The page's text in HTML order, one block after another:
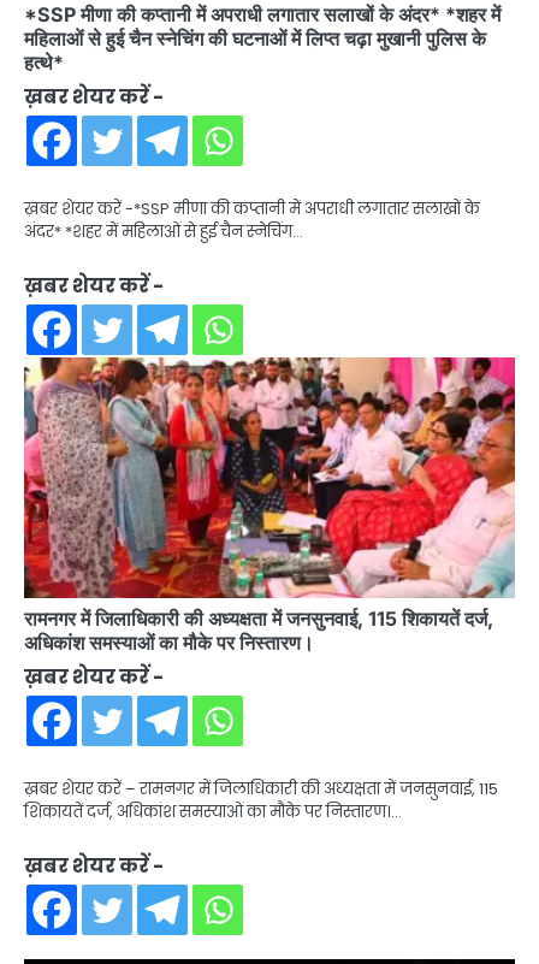
*SSP मीणा की कप्तानी में अपराधी लगातार सलाखों के अंदर* *शहर में
महिलाओं से हुई चैन स्नेचिंग की घटनाओं में लिप्त चढ़ा मुखानी पुलिस के
हत्थे*
ख़बर शेयर करें -
ख़बर शेयर करें -*SSP मीणा की कप्तानी में अपराधी लगातार सलाखों के
अंदर* *शहर में महिलाओं से हुई चैन स्नेचिंग…
ख़बर शेयर करें -
रामनगर में जिलाधिकारी की अध्यक्षता में जनसुनवाई, 115 शिकायतें दर्ज,
अधिकांश समस्याओं का मौके पर निस्तारण।
ख़बर शेयर करें -
ख़बर शेयर करें – रामनगर में जिलाधिकारी की अध्यक्षता में जनसुनवाई, 115
शिकायतें दर्ज, अधिकांश समस्याओं का मौके पर निस्तारण।…
ख़बर शेयर करें -